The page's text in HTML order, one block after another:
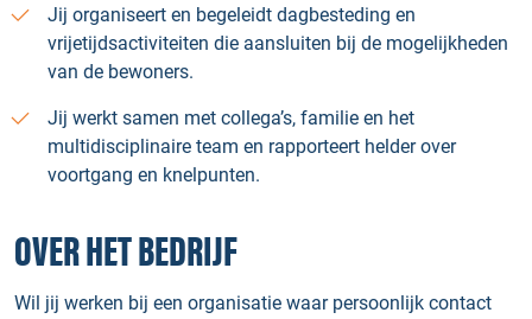
Jij organiseert en begeleidt dagbesteding en
vrijetijdsactiviteiten die aansluiten bij de mogelijkheden
van de bewoners.
Jij werkt samen met collega’s, familie en het
multidisciplinaire team en rapporteert helder over
voortgang en knelpunten.
OVER HET BEDRIJF
Wil jij werken bij een organisatie waar persoonlijk contact